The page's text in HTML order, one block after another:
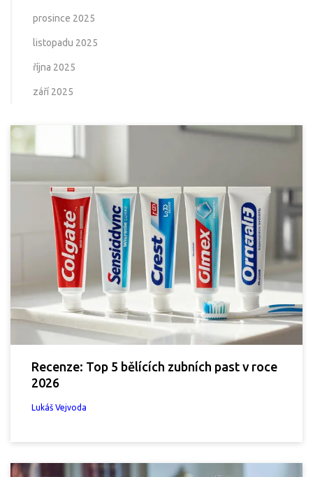
prosince 2025
listopadu 2025
října 2025
září 2025
Recenze: Top 5 bělících zubních past v roce
2026
Lukáš Vejvoda